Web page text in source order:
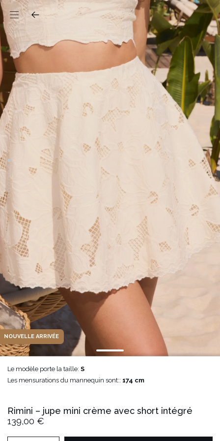
NOUVELLE ARRIVÉE
Rimini – jupe mini crème avec short intégré
139,00 €
Le modèle porte la taille: S
Les mensurations du mannequin sont:: 174 cm